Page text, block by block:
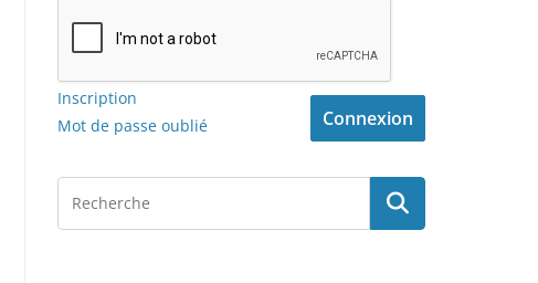
Connexion
Inscription
Mot de passe oublié